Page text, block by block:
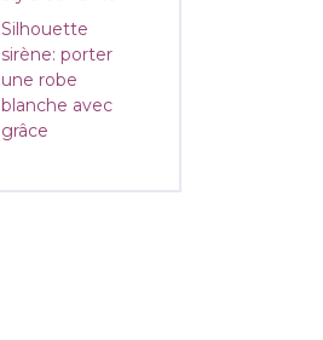
Silhouette
sirène: porter
une robe
blanche avec
grâce